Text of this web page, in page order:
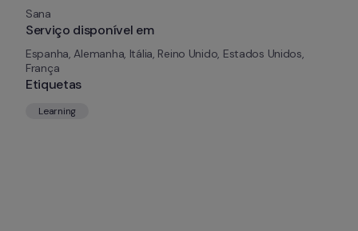
Sana
Serviço disponível em
Espanha, Alemanha, Itália, Reino Unido, Estados Unidos,
França
Etiquetas
Learning